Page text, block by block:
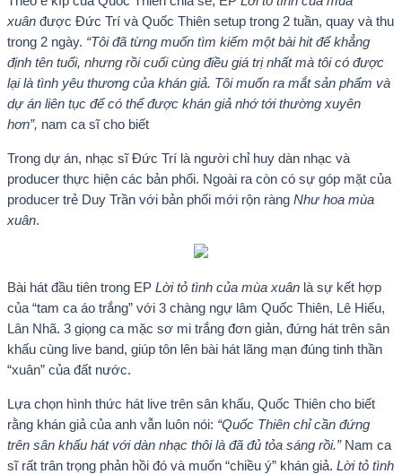
xuân được Đức Trí và Quốc Thiên setup trong 2 tuần, quay và thu
trong 2 ngày. “Tôi đã từng muốn tìm kiếm một bài hit để khẳng
định tên tuổi, nhưng rồi cuối cùng điều giá trị nhất mà tôi có được
lại là tình yêu thương của khán giả. Tôi muốn ra mắt sản phẩm và
dự án liên tục để có thể được khán giả nhớ tới thường xuyên
hơn”, nam ca sĩ cho biết
Trong dự án, nhạc sĩ Đức Trí là người chỉ huy dàn nhạc và
producer thực hiện các bản phối. Ngoài ra còn có sự góp mặt của
producer trẻ Duy Trần với bản phối mới rộn ràng Như hoa mùa
xuân.
Bài hát đầu tiên trong EP Lời tỏ tình của mùa xuân là sự kết hợp
của “tam ca áo trắng” với 3 chàng ngự lâm Quốc Thiên, Lê Hiếu,
Lân Nhã. 3 giọng ca mặc sơ mi trắng đơn giản, đứng hát trên sân
khấu cùng live band, giúp tôn lên bài hát lãng mạn đúng tinh thần
“xuân” của đất nước.
Lựa chọn hình thức hát live trên sân khấu, Quốc Thiên cho biết
rằng khán giả của anh vẫn luôn nói: “Quốc Thiên chỉ cần đứng
trên sân khấu hát với dàn nhạc thôi là đã đủ tỏa sáng rồi.”Nam ca
sĩ rất trân trọng phản hồi đó và muốn “chiều ý” khán giả. Lời tỏ tình